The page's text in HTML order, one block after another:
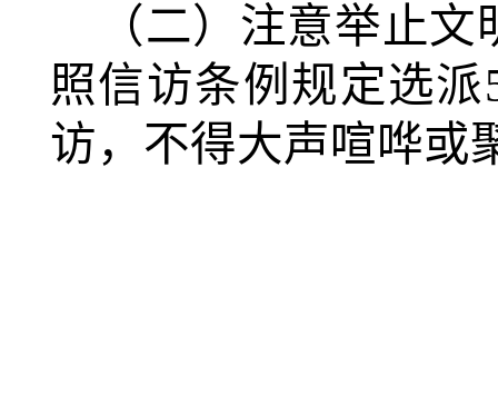
（二）注意举止文
照信访条例规定选
访，不得大声喧哗或